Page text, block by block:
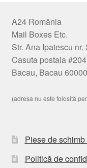
A24 România
Mail Boxes Etc.
Str. Ana Ipatescu nr.
Casuta postala #204
Bacau, Bacau
(adresa nu este folosită
Piese de
Politică de